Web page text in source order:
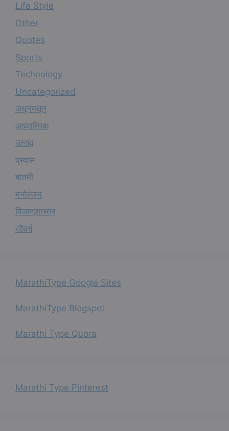
Life Style
Other
Quotes
Sports
Technology
Uncategorized
अधूनमधून
आध्यात्मिक
उत्सव
प्रवास
बातमी
मनोरंजन
विजाणूशास्त्र
सौंदर्य
MarathiType Google Sites
MarathiType Blogspot
Marathi Type Quora
Marathi Type Pinterest